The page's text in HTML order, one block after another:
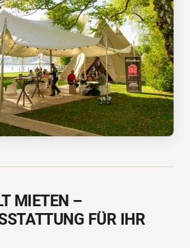
MIETEN –
FÜR IHR